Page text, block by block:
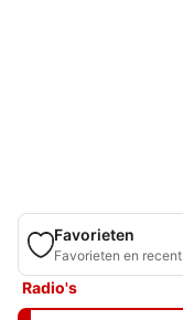
Favorieten
Favorieten en recent
Radio's